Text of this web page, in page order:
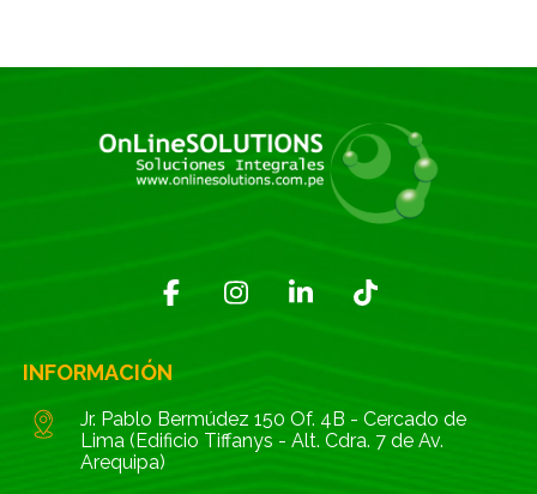
INFORMACIÓN
Jr. Pablo Bermúdez 150 Of. 4B - Cercado de
Lima (Edificio Tiffanys - Alt. Cdra. 7 de Av.
Arequipa)